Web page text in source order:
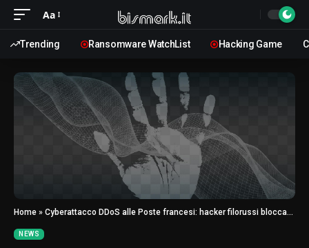
Aa
Trending Ransomware WatchList Hacking Game
Home » Cyberattacco DDoS alle Poste francesi: hacker filorussi bloccano pacchi e servizi online a Natale
NEWS